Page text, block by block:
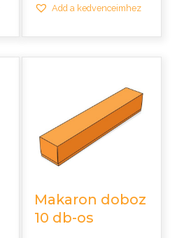
Add a kedvenceimhez
Makaron doboz
10 db-os